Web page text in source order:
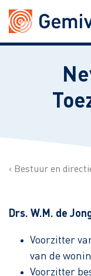
Bestuur en
Drs. W.M. de
Voorzitter
van de
Voorzitter